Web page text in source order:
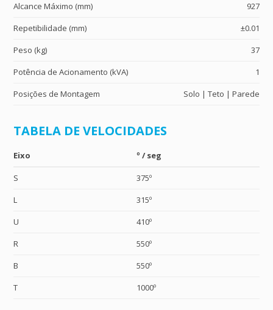
Alcance Máximo (mm)
927
Repetibilidade (mm)
±0.01
Peso (kg)
37
Potência de Acionamento (kVA)
1
Posições de Montagem
Solo | Teto | Parede
TABELA DE VELOCIDADES
Eixo
S
L
U
R
B
T
º / seg
375º
315º
410º
550º
550º
1000º